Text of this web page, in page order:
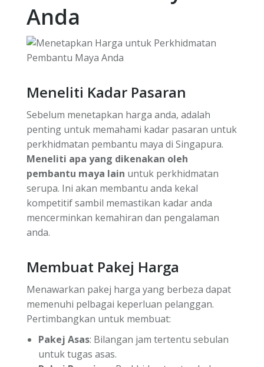
Anda
Meneliti Kadar Pasaran
Sebelum menetapkan harga anda, adalah
penting untuk memahami kadar pasaran untuk
perkhidmatan pembantu maya di Singapura.
Meneliti apa yang dikenakan oleh
pembantu maya lain untuk perkhidmatan
serupa. Ini akan membantu anda kekal
kompetitif sambil memastikan kadar anda
mencerminkan kemahiran dan pengalaman
anda.
Membuat Pakej Harga
Menawarkan pakej harga yang berbeza dapat
memenuhi pelbagai keperluan pelanggan.
Pertimbangkan untuk membuat:
Pakej Asas: Bilangan jam tertentu sebulan
untuk tugas asas.